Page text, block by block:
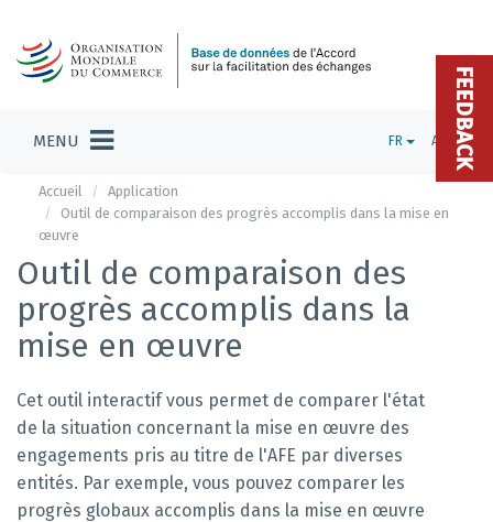
MENU FR ADMIN
Accueil
Application
Outil de comparaison des progrès accomplis dans la mise en
œuvre
Outil de comparaison des
progrès accomplis dans la
mise en œuvre
Cet outil interactif vous permet de comparer l'état
de la situation concernant la mise en œuvre des
engagements pris au titre de l'AFE par diverses
entités. Par exemple, vous pouvez comparer les
progrès globaux accomplis dans la mise en œuvre
FEEDBACK